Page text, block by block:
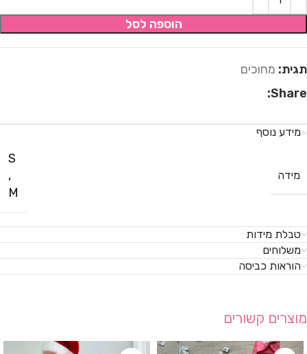
הוספה לסל
תגית: מחוכים
Share:
מידע נוסף
מידה
S
,
M
טבלת מידות
משלוחים
הוראות כביסה
מוצרים קשורים